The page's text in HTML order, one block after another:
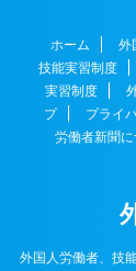
ホーム 外
技能実習制度
実習制度
プ
プライ
労働者新聞
外国人労働者、技